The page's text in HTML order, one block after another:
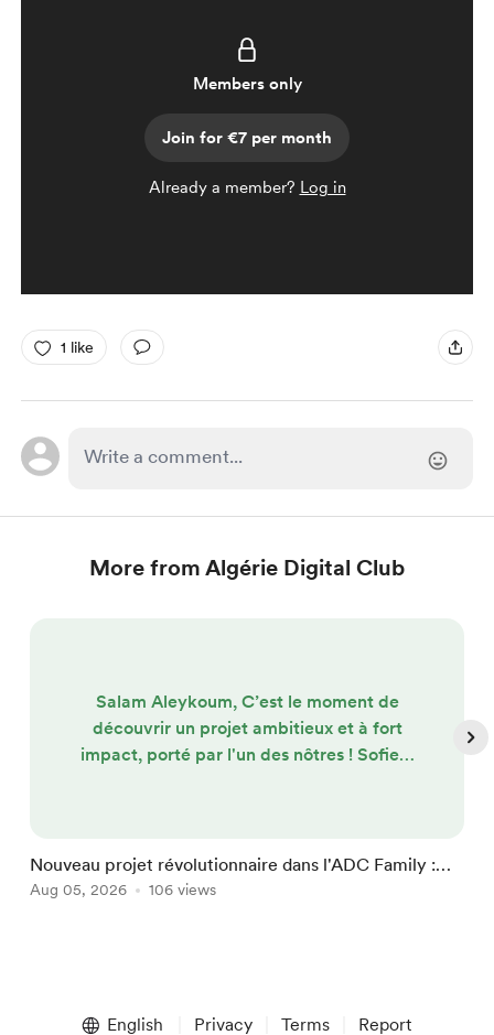
Members only
Join for €7 per month
Already a member? Log in
1 like
More from Algérie Digital Club
Salam Aleykoum, C’est le moment de
découvrir un projet ambitieux et à fort
impact, porté par l'un des nôtres ! Sofien,
Média en France), lance Fuel Media
Algérie ! ⛽ Le projet en bref : Le réseau
Nouveau projet révolutionnaire dans l'ADC Family :
Fuel Media Algérie !
Aug 05, 2026 106 views
English Privacy Terms Report